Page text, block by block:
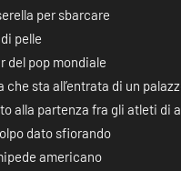
per sbarcare
pelle
del pop mondiale
che sta all’entrata di un
alla partenza fra gli atleti di
dato sfiorando
americano